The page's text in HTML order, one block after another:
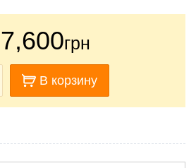
7,600грн
В корзину